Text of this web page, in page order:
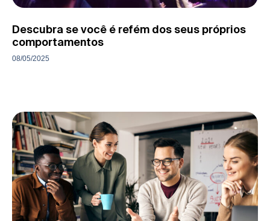
Descubra se você é refém dos seus próprios
comportamentos
08/05/2025